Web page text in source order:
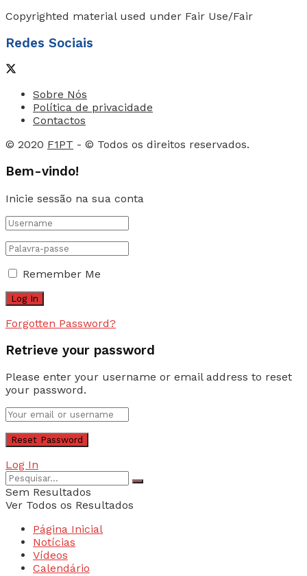
Copyrighted material used under Fair Use/Fair
Redes Sociais
Sobre Nós
Política de privacidade
Contactos
© 2020 F1PT - © Todos os direitos reservados.
Bem-vindo!
Inicie sessão na sua conta
Remember Me
Forgotten Password?
Retrieve your password
Please enter your username or email address to reset
your password.
Log In
Sem Resultados
Ver Todos os Resultados
Página Inicial
Notícias
Vídeos
Calendário